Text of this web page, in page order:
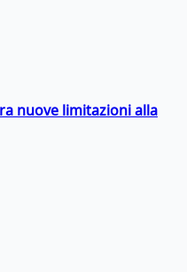
nuove limitazioni alla